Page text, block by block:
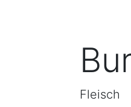
Fleisch